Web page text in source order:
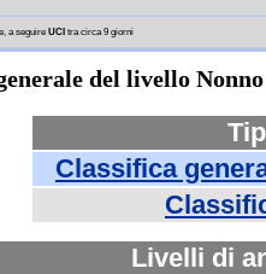
a seguire UCI tra circa 9 giorni
del livello
Classifica
Livelli di